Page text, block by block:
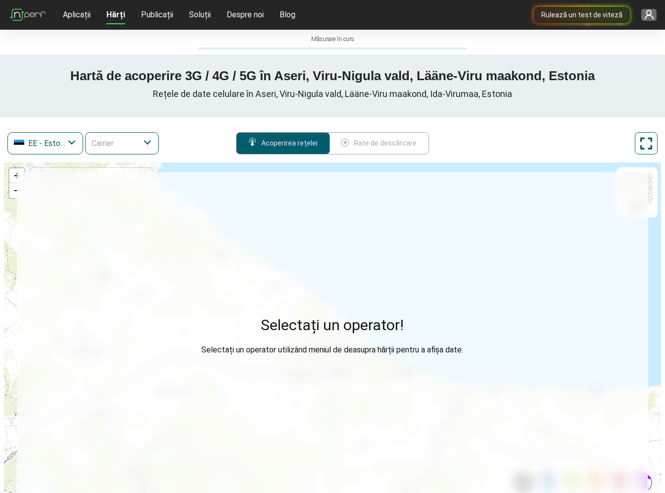
Rulează un test de viteză
Aplicații Hărți Publicații Soluții Despre noi Blog
Măsurare în curs
Hartă de acoperire 3G / 4G / 5G în Aseri, Viru-Nigula vald, Lääne-Viru maakond, Estonia
Rețele de date celulare în Aseri, Viru-Nigula vald, Lääne-Viru maakond, Ida-Virumaa, Estonia
EE - Estonia Acoperirea rețelei Rate de descărcare
+
−
Selectați un operator!
Selectați un operator utilizând meniul de deasupra hărții pentru a afișa date.